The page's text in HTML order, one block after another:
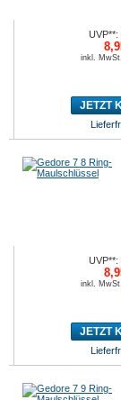
UVP**:
inkl.
JETZT
UVP**:
inkl.
JETZT